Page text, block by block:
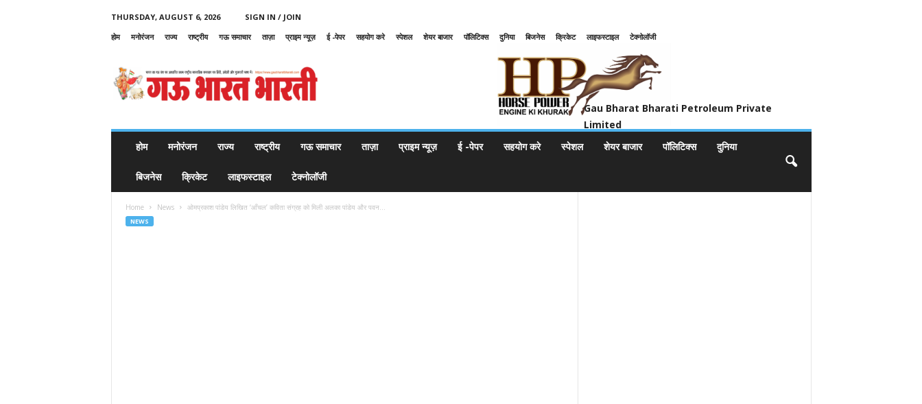
THURSDAY, AUGUST 6, 2026
SIGN IN / JOIN
होम
मनोरंजन राज्य राष्ट्रीय गऊ समाचार ताज़ा प्राइम न्यूज़ ई -पेपर सहयोग करे स्पेशल शेयर बाजार पॉलिटिक्स दुनिया बिजनेस क्रिकेट लाइफस्टाइल
टेक्नोलॉजी
u
Gau Bharat Bharati Petroleum Private
Limited
होम
मनोरंजन राज्य राष्ट्रीय गऊ समाचार ताज़ा प्राइम न्यूज़ ई -पेपर सहयोग करे स्पेशल शेयर बाजार पॉलिटिक्स दुनिया
बिजनेस क्रिकेट लाइफस्टाइल टेक्नोलॉजी
Home News ओमप्रकाश पांडेय लिखित ‘आँचल’ कविता संग्रह को मिली अलका पांडेय और पवन...
NEWS